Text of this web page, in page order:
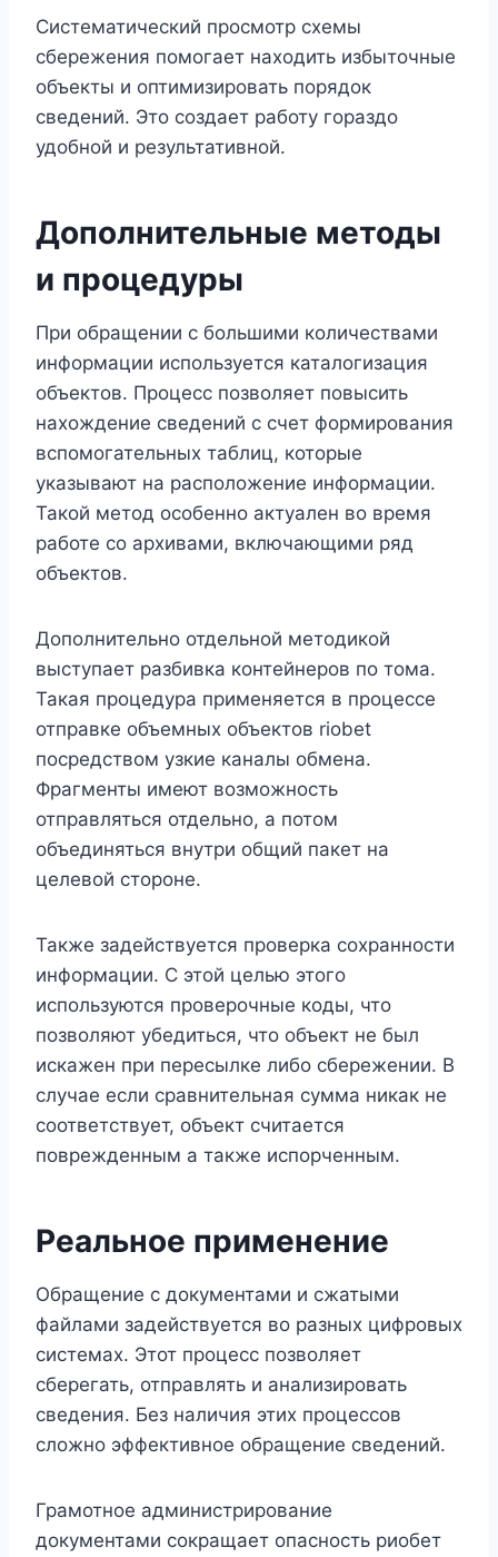
Систематический просмотр схемы
сбережения помогает находить избыточные
объекты и оптимизировать порядок
сведений. Это создает работу гораздо
удобной и результативной.
Дополнительные методы
и процедуры
При обращении с большими количествами
информации используется каталогизация
объектов. Процесс позволяет повысить
нахождение сведений с счет формирования
вспомогательных таблиц, которые
указывают на расположение информации.
Такой метод особенно актуален во время
работе со архивами, включающими ряд
объектов.
Дополнительно отдельной методикой
выступает разбивка контейнеров по тома.
Такая процедура применяется в процессе
отправке объемных объектов riobet
посредством узкие каналы обмена.
Фрагменты имеют возможность
отправляться отдельно, а потом
объединяться внутри общий пакет на
целевой стороне.
Также задействуется проверка сохранности
информации. С этой целью этого
используются проверочные коды, что
позволяют убедиться, что объект не был
искажен при пересылке либо сбережении. В
случае если сравнительная сумма никак не
соответствует, объект считается
поврежденным а также испорченным.
Реальное применение
Обращение с документами и сжатыми
файлами задействуется во разных цифровых
системах. Этот процесс позволяет
сберегать, отправлять и анализировать
сведения. Без наличия этих процессов
сложно эффективное обращение сведений.
Грамотное администрирование
документами сокращает опасность риобет